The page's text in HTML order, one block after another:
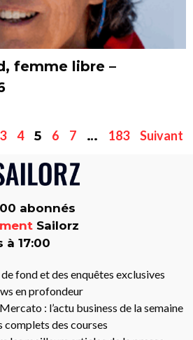
femme libre –
3 4 5 6 7 … 183 Suivant
abonnés
Sailorz
17:00
fond et des enquêtes exclusives
en profondeur
: l’actu business de la semaine
complets des courses